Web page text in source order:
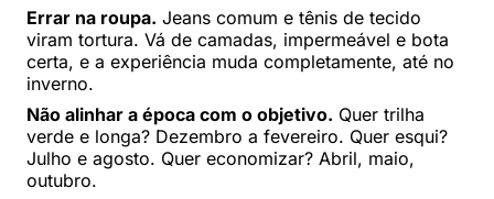
Errar na roupa. Jeans comum e tênis de tecido
viram tortura. Vá de camadas, impermeável e bota
certa, e a experiência muda completamente, até no
inverno.
Não alinhar a época com o objetivo. Quer trilha
verde e longa? Dezembro a fevereiro. Quer esqui?
Julho e agosto. Quer economizar? Abril, maio,
outubro.